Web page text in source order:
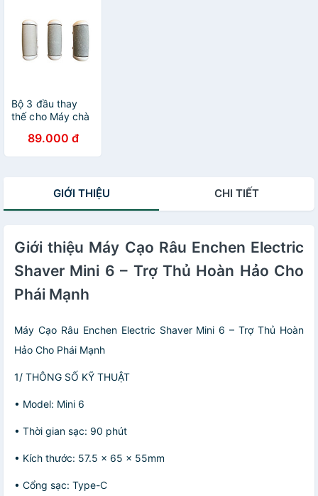
Bộ 3 đầu thay
thế cho Máy chà
callus remover
89.000 đ
GIỚI THIỆU CHI TIẾT
Giới thiệu Máy Cạo Râu Enchen Electric
Shaver Mini 6 – Trợ Thủ Hoàn Hảo Cho
Phái Mạnh
Máy Cạo Râu Enchen Electric Shaver Mini 6 – Trợ Thủ Hoàn
Hảo Cho Phái Mạnh
1/ THÔNG SỐ KỸ THUẬT
• Model: Mini 6
• Thời gian sạc: 90 phút
• Kích thước: 57.5 x 65 x 55mm
• Cổng sạc: Type-C